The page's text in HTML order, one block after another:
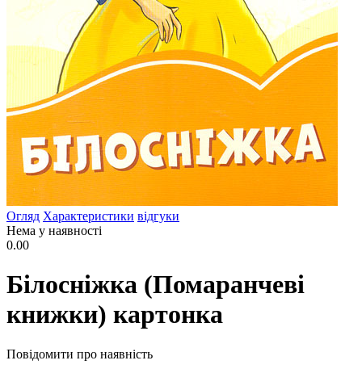
Огляд Характеристики відгуки
Нема у наявності
0.00
Білосніжка (Помаранчеві
книжки) картонка
Повідомити про наявність